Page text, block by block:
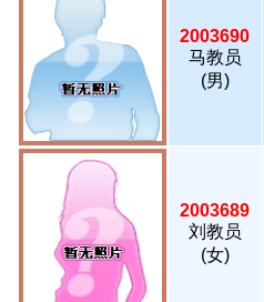
2003690
马教员
(男)
2003689
刘教员
(女)